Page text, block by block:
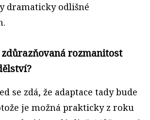
dramaticky odlišné
rozmanitost
se zdá, že adaptace tady bude
je možná prakticky z roku